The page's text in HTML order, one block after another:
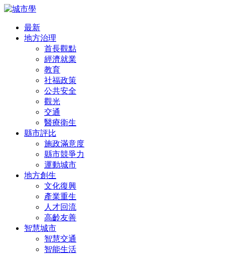
最新
地方治理
首長觀點
經濟就業
教育
社福政策
公共安全
觀光
交通
醫療衛生
縣市評比
施政滿意度
縣市競爭力
運動城市
地方創生
文化復興
產業重生
人才回流
高齡友善
智慧城市
智慧交通
智能生活